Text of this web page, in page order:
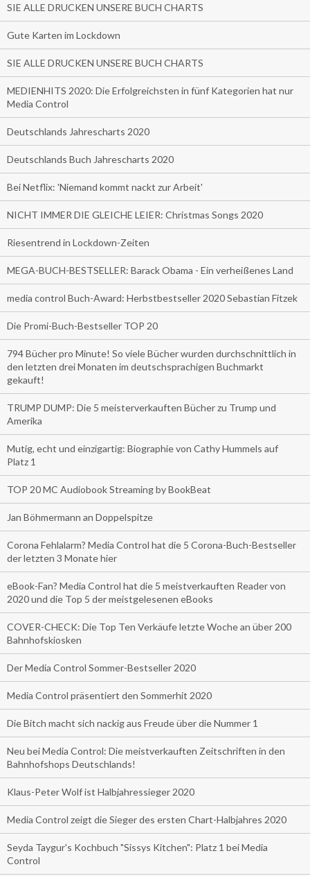
SIE ALLE DRUCKEN UNSERE BUCH CHARTS
Gute Karten im Lockdown
SIE ALLE DRUCKEN UNSERE BUCH CHARTS
MEDIENHITS 2020: Die Erfolgreichsten in fünf Kategorien hat nur
Media Control
Deutschlands Jahrescharts 2020
Deutschlands Buch Jahrescharts 2020
Bei Netflix: 'Niemand kommt nackt zur Arbeit'
NICHT IMMER DIE GLEICHE LEIER: Christmas Songs 2020
Riesentrend in Lockdown-Zeiten
MEGA-BUCH-BESTSELLER: Barack Obama - Ein verheißenes Land
media control Buch-Award: Herbstbestseller 2020 Sebastian Fitzek
Die Promi-Buch-Bestseller TOP 20
794 Bücher pro Minute! So viele Bücher wurden durchschnittlich in
den letzten drei Monaten im deutschsprachigen Buchmarkt
gekauft!
TRUMP DUMP: Die 5 meisterverkauften Bücher zu Trump und
Amerika
Mutig, echt und einzigartig: Biographie von Cathy Hummels auf
Platz 1
TOP 20 MC Audiobook Streaming by BookBeat
Jan Böhmermann an Doppelspitze
Corona Fehlalarm? Media Control hat die 5 Corona-Buch-Bestseller
der letzten 3 Monate hier
eBook-Fan? Media Control hat die 5 meistverkauften Reader von
2020 und die Top 5 der meistgelesenen eBooks
COVER-CHECK: Die Top Ten Verkäufe letzte Woche an über 200
Bahnhofskiosken
Der Media Control Sommer-Bestseller 2020
Media Control präsentiert den Sommerhit 2020
Die Bitch macht sich nackig aus Freude über die Nummer 1
Neu bei Media Control: Die meistverkauften Zeitschriften in den
Bahnhofshops Deutschlands!
Klaus-Peter Wolf ist Halbjahressieger 2020
Media Control zeigt die Sieger des ersten Chart-Halbjahres 2020
Seyda Taygur's Kochbuch "Sissys Kitchen": Platz 1 bei Media
Control